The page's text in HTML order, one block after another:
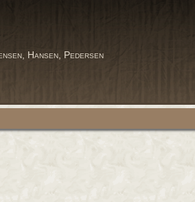
Hansen, Pedersen